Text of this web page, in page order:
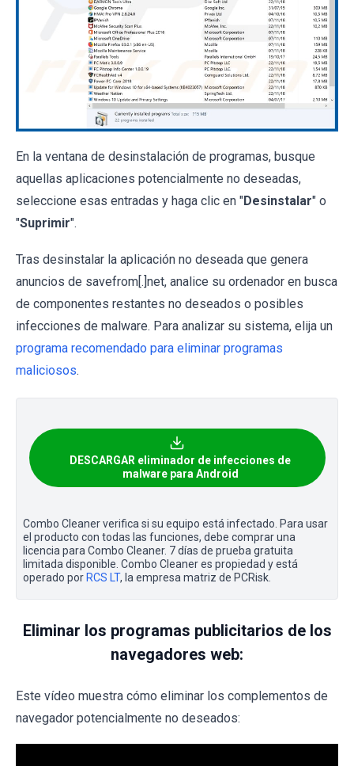
En la ventana de desinstalación de programas, busque
aquellas aplicaciones potencialmente no deseadas,
seleccione esas entradas y haga clic en "Desinstalar" o
"Suprimir".
Tras desinstalar la aplicación no deseada que genera
anuncios de savefrom[.]net, analice su ordenador en busca
de componentes restantes no deseados o posibles
infecciones de malware. Para analizar su sistema, elija un
programa recomendado para eliminar programas
maliciosos.
DESCARGAR eliminador de infecciones de
malware para Android
Combo Cleaner verifica si su equipo está infectado. Para usar
el producto con todas las funciones, debe comprar una
licencia para Combo Cleaner. 7 días de prueba gratuita
limitada disponible. Combo Cleaner es propiedad y está
operado por RCS LT, la empresa matriz de PCRisk.
Eliminar los programas publicitarios de los
navegadores web:
Este vídeo muestra cómo eliminar los complementos de
navegador potencialmente no deseados: